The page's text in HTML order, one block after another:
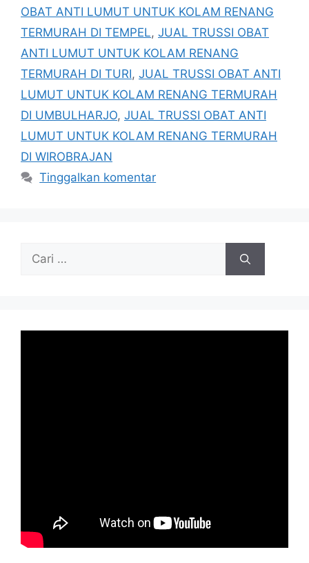
OBAT ANTI LUMUT UNTUK KOLAM RENANG
TERMURAH DI TEMPEL, JUAL TRUSSI OBAT
ANTI LUMUT UNTUK KOLAM RENANG
TERMURAH DI TURI, JUAL TRUSSI OBAT ANTI
LUMUT UNTUK KOLAM RENANG TERMURAH
DI UMBULHARJO, JUAL TRUSSI OBAT ANTI
LUMUT UNTUK KOLAM RENANG TERMURAH
DI WIROBRAJAN
Tinggalkan komentar
Cari